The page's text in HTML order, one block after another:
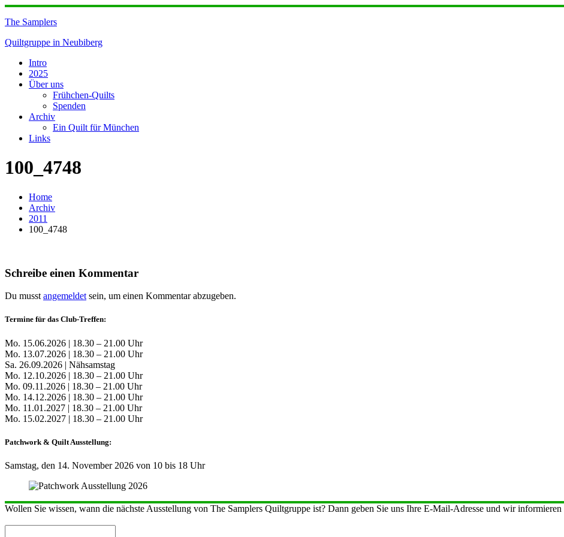
Skip
to
The Samplers
Quiltgruppe in Neubiberg
Intro
2025
Über uns
Frühchen-Quilts
Spenden
Archiv
Ein Quilt für München
Links
100_4748
Home
Archiv
2011
100_4748
Schreibe einen Kommentar
Du musst angemeldet sein, um einen Kommentar abzugeben.
Termine für das Club-Treffen:
Mo. 15.06.2026 | 18.30 – 21.00 Uhr
Mo. 13.07.2026 | 18.30 – 21.00 Uhr
Sa. 26.09.2026 | Nähsamstag
Mo. 12.10.2026 | 18.30 – 21.00 Uhr
Mo. 09.11.2026 | 18.30 – 21.00 Uhr
Mo. 14.12.2026 | 18.30 – 21.00 Uhr
Mo. 11.01.2027 | 18.30 – 21.00 Uhr
Mo. 15.02.2027 | 18.30 – 21.00 Uhr
Patchwork & Quilt Ausstellung:
Samstag, den 14. November 2026 von 10 bis 18 Uhr
Wollen Sie wissen, wann die nächste Ausstellung von The Samplers Quiltgruppe ist? Dann geben Sie uns Ihre E-Mail-Adresse und wir informieren